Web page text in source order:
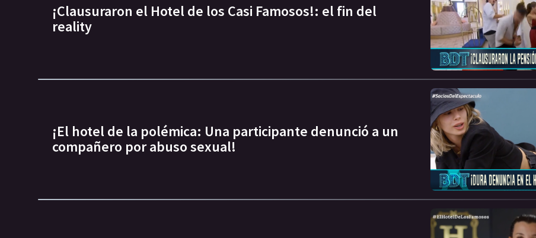
¡Clausuraron el Hotel de los Casi Famosos!: el fin del
reality
¡El hotel de la polémica: Una participante denunció a un
compañero por abuso sexual!